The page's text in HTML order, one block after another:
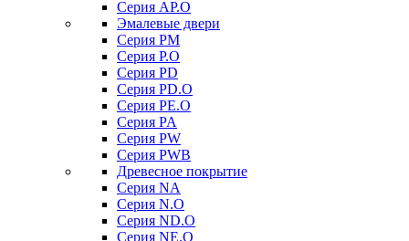
Серия AP.O
Эмалевые двери
Серия PM
Серия P.O
Серия PD
Серия PD.O
Серия PE.O
Серия PA
Серия PW
Серия PWB
Древесное покрытие
Серия NA
Серия N.O
Серия ND.O
Серия NE.O